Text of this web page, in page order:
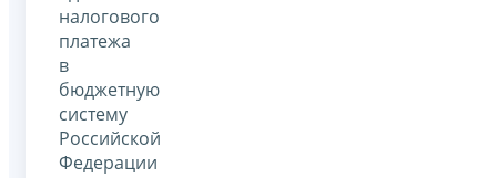
налогового
платежа
в
бюджетную
систему
Российской
Федерации